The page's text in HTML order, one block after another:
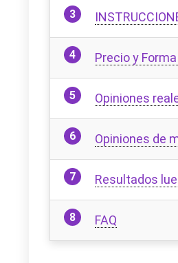
Precio y
Opiniones
Opiniones de
Resultados
FAQ